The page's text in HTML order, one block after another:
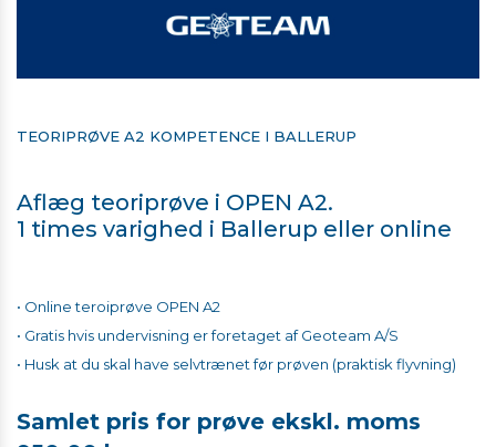
TEORIPRØVE A2 KOMPETENCE I BALLERUP
Aflæg teoriprøve i OPEN A2.
1 times varighed i Ballerup eller online
• Online teroiprøve OPEN A2
• Gratis hvis undervisning er foretaget af Geoteam A/S
• Husk at du skal have selvtrænet før prøven (praktisk flyvning)
Samlet pris for prøve ekskl. moms